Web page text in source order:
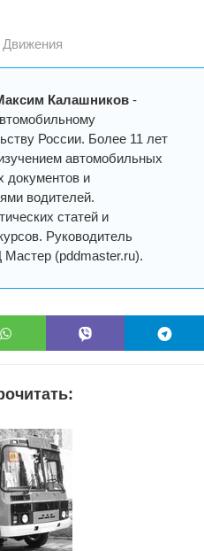
Калашников -
России. Более 11 лет
автомобильных
документов и
водителей.
статей и
Руководитель
Мастер (pddmaster.ru).